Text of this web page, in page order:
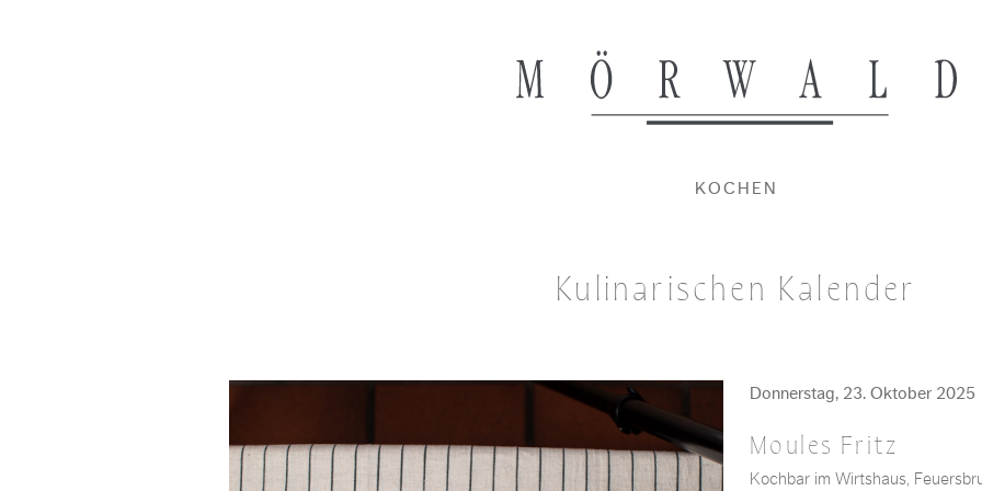
KOCHEN
Kulinarischen Kalender
Donnerstag, 23. Oktober 2025
Moules Fritz
Kochbar im Wirtshaus,